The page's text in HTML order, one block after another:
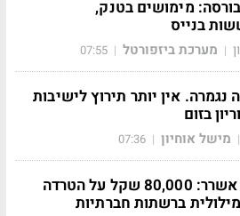
מימושים בטנק,
בנייס
| מערכת ביזפורטל |
07:55
נגמרה. אין יותר תירוץ לישיבות
בזום
| מישל אוחיון |
07:36
העליון אשרר: 80,000 שקל על הטרדה
ברשתות חברתיות